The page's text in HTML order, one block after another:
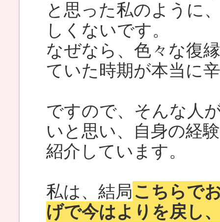
と思った私のように
しくないです。
なぜなら、色々な復
ていた時期が本当に
ですので、そんな人
いと思い、自身の経
紹介しています。
私は、結局 こちらで
げで今はよりを戻し